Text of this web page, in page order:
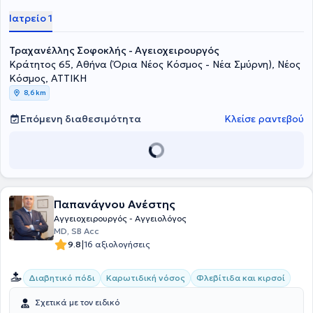
Ιατρείο 1
Τραχανέλλης Σοφοκλής - Αγειοχειρουργός
Κράτητος 65, Αθήνα (Όρια Νέος Κόσμος - Νέα Σμύρνη), Νέος
Κόσμος, ΑΤΤΙΚΗ
8,6 km
Επόμενη διαθεσιμότητα Κλείσε ραντεβού
Παπανάγνου Ανέστης
Αγγειοχειρουργός - Αγγειολόγος
MD, SB Acc
9.8|16 αξιολογήσεις
Διαβητικό πόδι Καρωτιδική νόσος Φλεβίτιδα και κιρσοί
Σχετικά με τον ειδικό